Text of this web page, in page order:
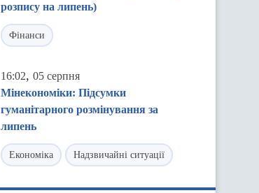
розпису на липень)
Фінанси
16:02, 05 серпня
Мінекономіки: Підсумки
гуманітарного розмінування за
липень
Економіка Надзвичайні ситуації